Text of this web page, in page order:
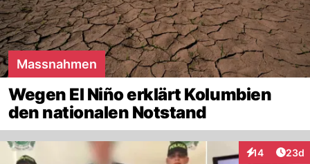
Massnahmen
Wegen El Niño erklärt Kolumbien
den nationalen Notstand
14
Interaktionen
23d